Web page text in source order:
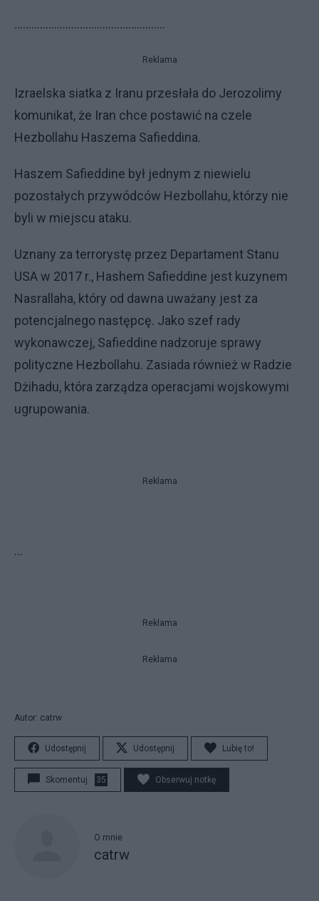
…..................................................
Reklama
Izraelska siatka z Iranu przesłała do Jerozolimy
komunikat, że Iran chce postawić na czele
Hezbollahu Haszema Safieddina.
Haszem Safieddine był jednym z niewielu
pozostałych przywódców Hezbollahu, którzy nie
byli w miejscu ataku.
Uznany za terrorystę przez Departament Stanu
USA w 2017 r., Hashem Safieddine jest kuzynem
Nasrallaha, który od dawna uważany jest za
potencjalnego następcę. Jako szef rady
wykonawczej, Safieddine nadzoruje sprawy
polityczne Hezbollahu. Zasiada również w Radzie
Dżihadu, która zarządza operacjami wojskowymi
ugrupowania.
Reklama
...
Reklama
Reklama
Autor: catrw
Udostępnij Udostępnij Lubię to!
Skomentuj 35 Obserwuj notkę
O mnie
catrw